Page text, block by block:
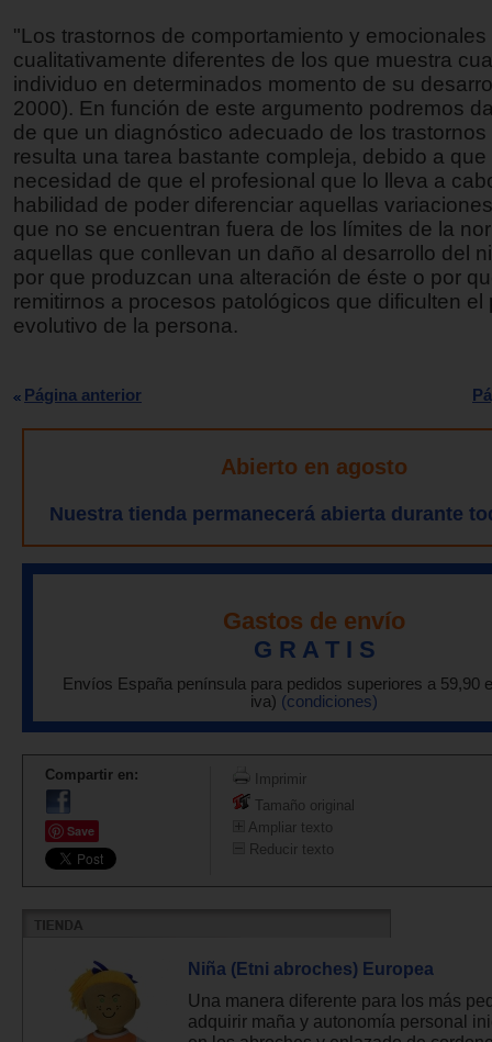
"Los trastornos de comportamiento y
cualitativamente diferentes de los que muestra
individuo en determinados momento de su
2000). En función de este argumento podremos
de que un diagnóstico adecuado de los
resulta una tarea bastante compleja, debido a
necesidad de que el profesional que lo lleva a
habilidad de poder diferenciar aquellas
que no se encuentran fuera de los límites de la
aquellas que conllevan un daño al desarrollo del
por que produzcan una alteración de éste o por
remitirnos a procesos patológicos que dificulten el
evolutivo de la persona.
Página anterior
Abierto en agosto
Nuestra tienda permanecerá abierta durante
Gastos de envío
G R A T I S
Envíos España península para pedidos superiores a 59,90
iva) (condiciones)
Compartir en:
Save
Imprimir
Tamaño original
Ampliar texto
Reducir texto
Niña (Etni abroches) Europea
Una manera diferente para los más
adquirir maña y autonomía personal